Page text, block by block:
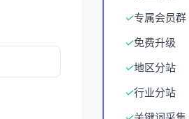
✓专属会员群
✓免费升级
✓地区分站
✓行业分站